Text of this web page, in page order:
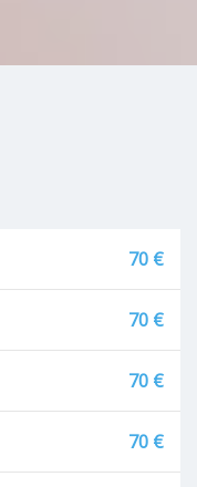
70 €
70 €
70 €
70 €